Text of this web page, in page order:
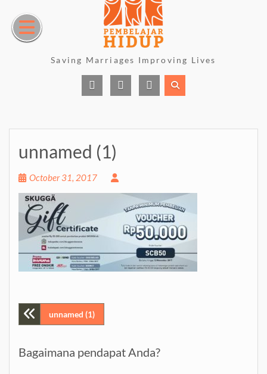
content
Saving Marriages Improving Lives
unnamed (1)
October 31, 2017
Postunnamed (1)
Bagaimana pendapat Anda?